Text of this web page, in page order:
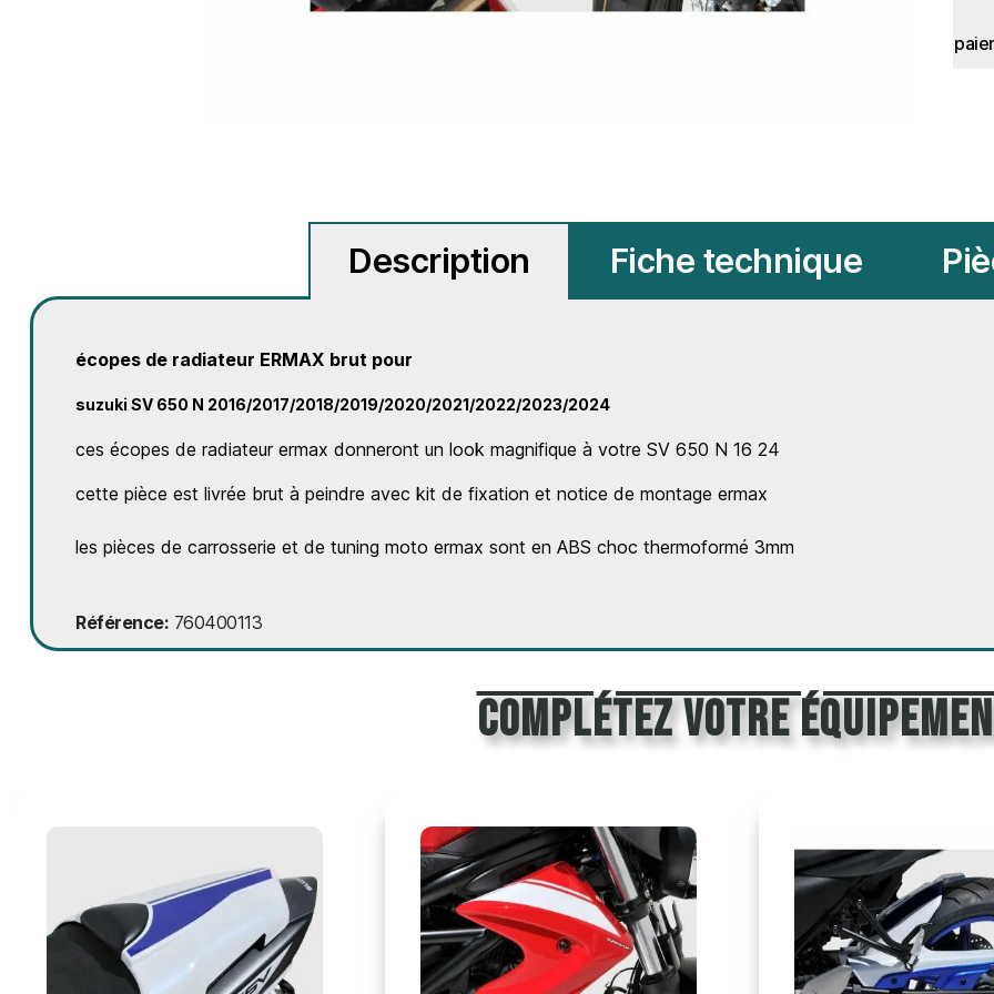
Description Fiche technique
écopes de radiateur ERMAX brut pour
suzuki SV 650 N 2016/2017/2018/2019/2020/2021/2022/2023/2024
ces écopes de radiateur ermax donneront un look magnifique à votre SV 650 N 16 24
cette pièce est livrée brut à peindre avec kit de fixation et notice de montage ermax
les pièces de carrosserie et de tuning moto ermax sont en ABS choc thermoformé 3mm
Référence 760400113
Complétez votre